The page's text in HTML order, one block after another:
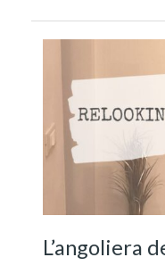
L’angoliera
nonno